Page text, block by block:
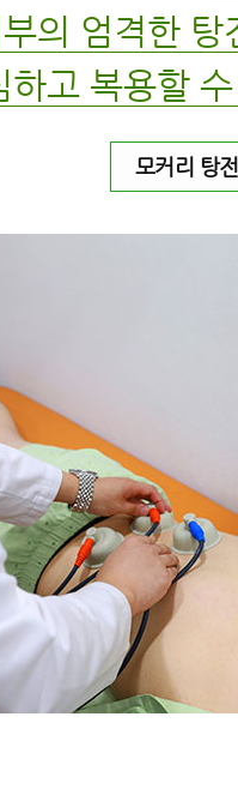
의 엄격한 탕
하고 복용할
모커리 탕